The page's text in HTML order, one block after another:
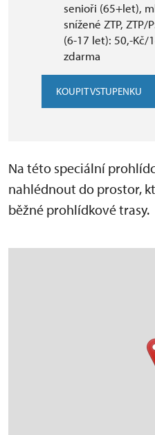
senioři (65+let),
snížené ZTP,
(6-17 let): 50,-Kč/
zdarma
KOUPIT VSTUPENKU
Na této speciální
nahlédnout do prostor,
běžné prohlídkové trasy.